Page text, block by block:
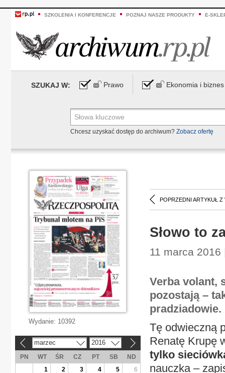
SZKOLENIA I KONFERENCJE POZNAJ NASZE PRODUKTY E-
SZUKAJ W: Prawo Ekonomia i biznes
Chcesz uzyskać dostęp do archiwum? Zobacz ofertę
POPRZEDNI ARTYKUŁ Z
Słowo to
11 marca
Verba volant,
pozostają –
pradziadowie.
Tę odwieczną
Renatę Krupę
tylko
nauczka –
Wydanie: 10392
marzec 2016
PN WT ŚR CZ PT SB
ND
1
2 3 4 5
6